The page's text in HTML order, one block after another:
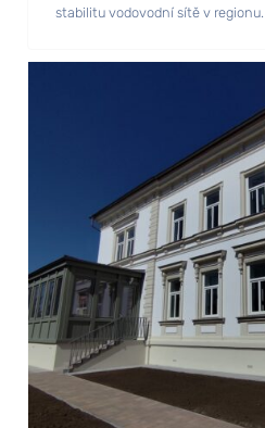
stabilitu vodovodní sítě v regionu.